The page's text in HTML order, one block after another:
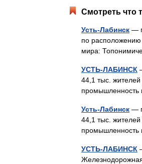
Смотреть что
Усть-Лабинск —
по расположению
мира:
УСТЬ-ЛАБИНСК
44,1 тыс.
промышленность
Усть-Лабинск —
44,1 тыс.
промышленность
УСТЬ-ЛАБИНСК